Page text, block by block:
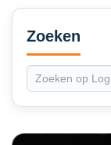
Secondary
Sidebar
Zoeken